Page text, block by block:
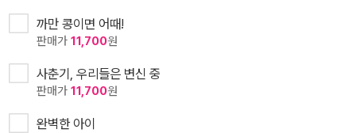
까만 콩이면 어때!
판매가 11,700원
사춘기, 우리들은 변신 중
판매가 11,700원
완벽한 아이